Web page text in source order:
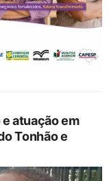
atuação em
Tonhão e